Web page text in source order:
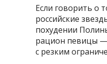
Если говорить о
российские
похудении
рацион певицы —
с резким